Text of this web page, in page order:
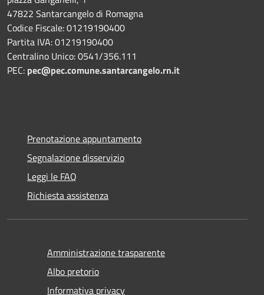
47822 Santarcangelo di Romagna
Codice Fiscale: 01219190400
Partita IVA: 01219190400
Centralino Unico: 0541/356.111
PEC: pec@pec.comune.santarcangelo.rn.it
Prenotazione appuntamento
Segnalazione disservizio
Leggi le FAQ
Richiesta assistenza
Amministrazione trasparente
Albo pretorio
Informativa privacy